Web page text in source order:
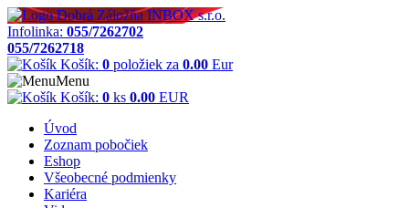
Infolinka: 055/7262702
055/7262718
Košík: 0 položiek za 0.00 Eur
Menu
Košík: 0 ks 0.00 EUR
Úvod
Zoznam pobočiek
Eshop
Všeobecné podmienky
Kariéra